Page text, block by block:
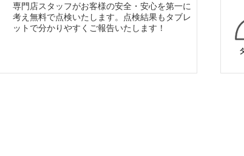
専門店スタッフがお客様の安全・安心を第一に
考え無料で点検いたします。点検結果もタブレ
ットで分かりやすくご報告いたします！